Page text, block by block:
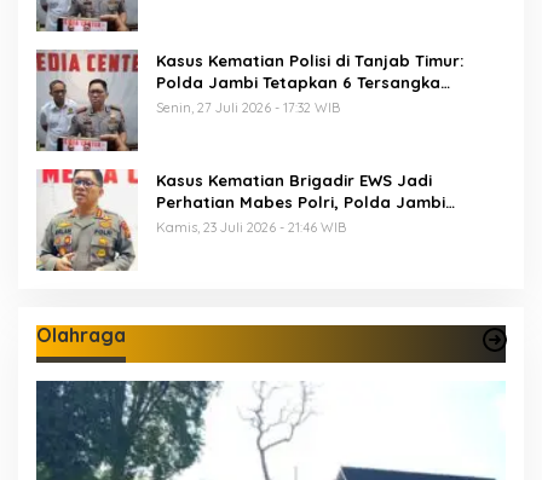
Kasus Kematian Polisi di Tanjab Timur:
Polda Jambi Tetapkan 6 Tersangka
Termasuk 5 Anggota Polri
Senin, 27 Juli 2026 - 17:32 WIB
Kasus Kematian Brigadir EWS Jadi
Perhatian Mabes Polri, Polda Jambi
Periksa 18 Saksi
Kamis, 23 Juli 2026 - 21:46 WIB
Olahraga